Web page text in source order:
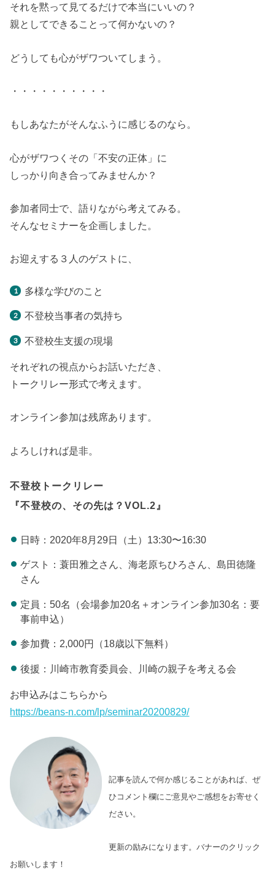
それを黙って見てるだけで本当にいいの？
親としてできることって何かないの？
どうしても心がザワついてしまう。
・・・・・・・・・・
もしあなたがそんなふうに感じるのなら。
心がザワつくその「不安の正体」に
しっかり向き合ってみませんか？
参加者同士で、語りながら考えてみる。
そんなセミナーを企画しました。
お迎えする３人のゲストに、
多様な学びのこと
不登校当事者の気持ち
不登校生支援の現場
それぞれの視点からお話いただき、
トークリレー形式で考えます。
オンライン参加は残席あります。
よろしければ是非。
不登校トークリレー
『不登校の、その先は？VOL.2』
日時：2020年8月29日（土）13:30〜16:30
ゲスト：蓑田雅之さん、海老原ちひろさん、島田徳隆
さん
定員：50名（会場参加20名＋オンライン参加30名：要
事前申込）
参加費：2,000円（18歳以下無料）
後援：川崎市教育委員会、川崎の親子を考える会
お申込みはこちらから
https://beans-n.com/lp/seminar20200829/
記事を読んで何か感じることがあれば、ぜ
ひコメント欄にご意見やご感想をお寄せく
ださい。
更新の励みになります。バナーのクリック
お願いします！